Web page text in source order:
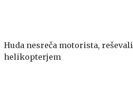
Huda nesreča motorista,
helikopterjem